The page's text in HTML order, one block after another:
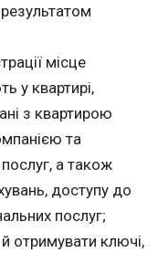
місце
у квартирі,
з квартирою
та
а також
доступу до
послуг;
отримувати ключі,